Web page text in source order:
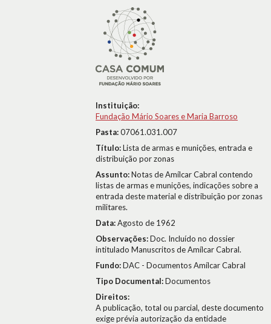
Instituição:
Fundação Mário Soares e Maria Barroso
Pasta:07061.031.007
Título:Lista de armas e munições, entrada e
distribuição por zonas
Assunto:Notas de Amílcar Cabral contendo
listas de armas e munições, indicações sobre a
entrada deste material e distribuição por zonas
militares.
Data:Agosto de 1962
Observações:Doc. Incluído no dossier
intitulado Manuscritos de Amílcar Cabral.
Fundo:DAC - Documentos Amílcar Cabral
Tipo Documental:Documentos
Direitos:
A publicação, total ou parcial, deste documento
exige prévia autorização da entidade